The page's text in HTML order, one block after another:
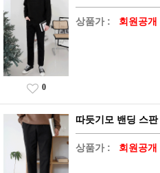
상품가 : 회원공개
0
따듯기모 밴딩 스
상품가 : 회원공개